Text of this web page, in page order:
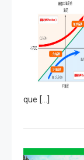
que […]